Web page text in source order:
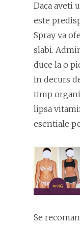
Daca aveti
este
Spray va
slabi.
duce la o
in decurs
timp
lipsa
esentiale
Se